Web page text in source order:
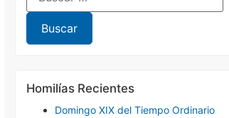
Homilías Recientes
Domingo XIX del Tiempo Ordinario